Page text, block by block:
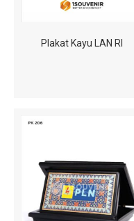
Plakat Kayu LAN RI